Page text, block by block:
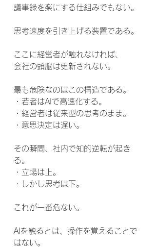
議事録を楽にする仕組みでもない。
思考速度を引き上げる装置である。
ここに経営者が触れなければ、
会社の頭脳は更新されない。
最も危険なのはこの構造である。
・若者はAIで高速化する。
・経営者は従来型の思考のまま。
・意思決定は遅い。
その瞬間、社内で知的逆転が起き
る。
・立場は上。
・しかし思考は下。
これが一番危ない。
AIを触るとは、操作を覚えることで
はない。